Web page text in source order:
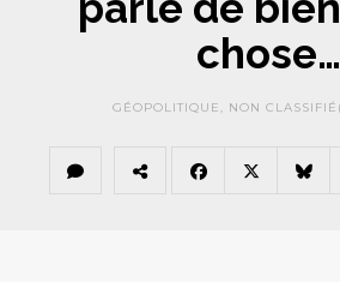
chose…
GÉOPOLITIQUE, NON